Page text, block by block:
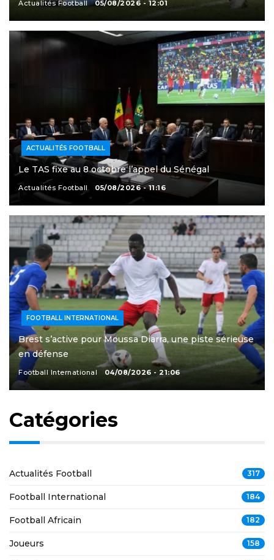
Actualités Football 05/08/2026 - 12:01
ACTUALITÉS FOOTBALL
Le TAS fixe au 8 octobre l’appel du Sénégal
Actualités Football 05/08/2026 - 11:16
FOOTBALL INTERNATIONAL
Brest s’active pour Moussa Diarra, une piste sérieuse
en défense
Football International 04/08/2026 - 21:06
Catégories
Actualités Football 317
Football International 184
Football Africain 182
Joueurs 158